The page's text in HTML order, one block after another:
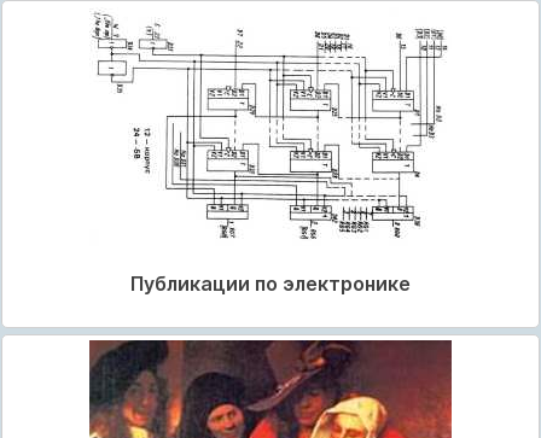
Публикации по электронике